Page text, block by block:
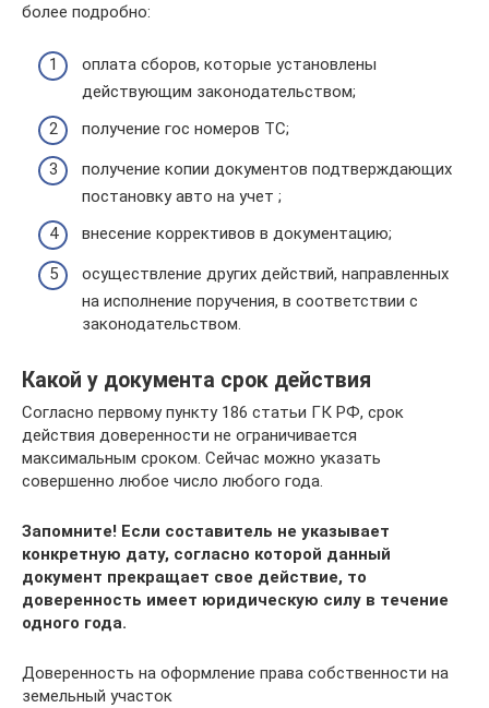
более подробно:
оплата сборов, которые установлены
действующим законодательством;
получение гос номеров ТС;
получение копии документов подтверждающих
постановку авто на учет ;
внесение коррективов в документацию;
осуществление других действий, направленных
на исполнение поручения, в соответствии с
законодательством.
Какой у документа срок действия
Согласно первому пункту 186 статьи ГК РФ, срок
действия доверенности не ограничивается
максимальным сроком. Сейчас можно указать
совершенно любое число любого года.
Запомните! Если составитель не указывает
конкретную дату, согласно которой данный
документ прекращает свое действие, то
доверенность имеет юридическую силу в течение
одного года.
Доверенность на оформление права собственности на
земельный участок